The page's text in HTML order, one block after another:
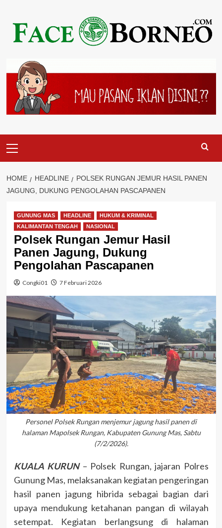
content
Menu
HOME HEADLINE
POLSEK RUNGAN JEMUR HASIL PANEN
JAGUNG, DUKUNG PENGOLAHAN PASCAPANEN
GUNUNG MAS HEADLINE
HUKUM & KRIMINAL
KALIMANTAN TENGAH
NASIONAL
Polsek Rungan Jemur Hasil
Panen Jagung, Dukung
Pengolahan Pascapanen
Congki01 7 Februari 2026
Personel Polsek Rungan menjemur jagung hasil panen di
halaman Mapolsek Rungan, Kabupaten Gunung Mas, Sabtu
(7/2/2026).
KUALA KURUN – Polsek Rungan, jajaran Polres
Gunung Mas, melaksanakan kegiatan pengeringan
hasil panen jagung hibrida sebagai bagian dari
upaya mendukung ketahanan pangan di wilayah
setempat. Kegiatan berlangsung di halaman